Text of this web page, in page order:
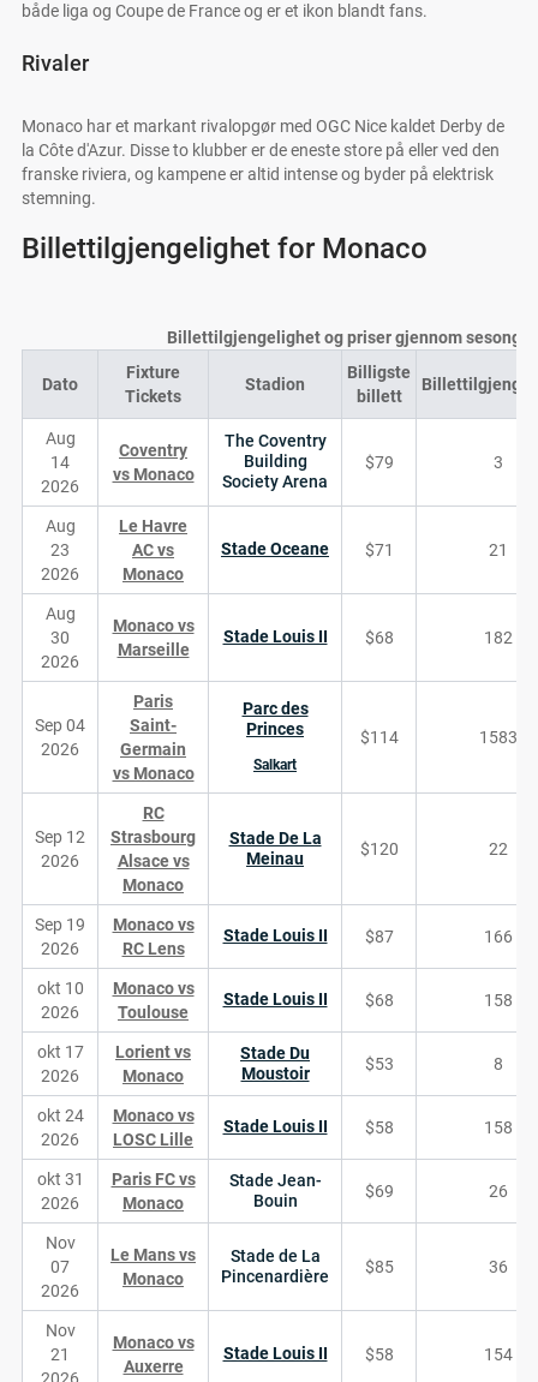
både liga og Coupe de France og er et ikon blandt fans.
Rivaler
Monaco har et markant rivalopgør med OGC Nice kaldet Derby de
la Côte d'Azur. Disse to klubber er de eneste store på eller ved den
franske riviera, og kampene er altid intense og byder på elektrisk
stemning.
Billettilgjengelighet for Monaco
Billettilgjengelighet og priser gjennom
Dato
Fixture
Tickets
Stadion
Billigste
billett
Aug
14
2026
Coventry
vs Monaco
The Coventry
Building
Society Arena
$79 3
Aug
23
2026
Le Havre
AC vs
Monaco
Stade Oceane $71 21
Aug
30
2026
Monaco vs
Marseille
Stade Louis II $68 182
Sep 04
2026
Paris
Saint-
Germain
vs Monaco
Parc des
Princes
Salkart
$114 1583
Sep 12
2026
RC
Strasbourg
Alsace vs
Monaco
Stade De La
Meinau
$120 22
Sep 19
2026
Monaco vs
RC Lens
Stade Louis II $87 166
okt 10
2026
Monaco vs
Toulouse
Stade Louis II $68 158
okt 17
2026
Lorient vs
Monaco
Stade Du
Moustoir
$53 8
okt 24
2026
Monaco vs
LOSC Lille
Stade Louis II $58 158
okt 31
2026
Paris FC vs
Monaco
Stade Jean-
Bouin
$69 26
Nov
07
2026
Le Mans vs
Monaco
Stade de La
Pincenardière
$85 36
Nov
21
Monaco vs
Auxerre
Stade Louis II $58 154